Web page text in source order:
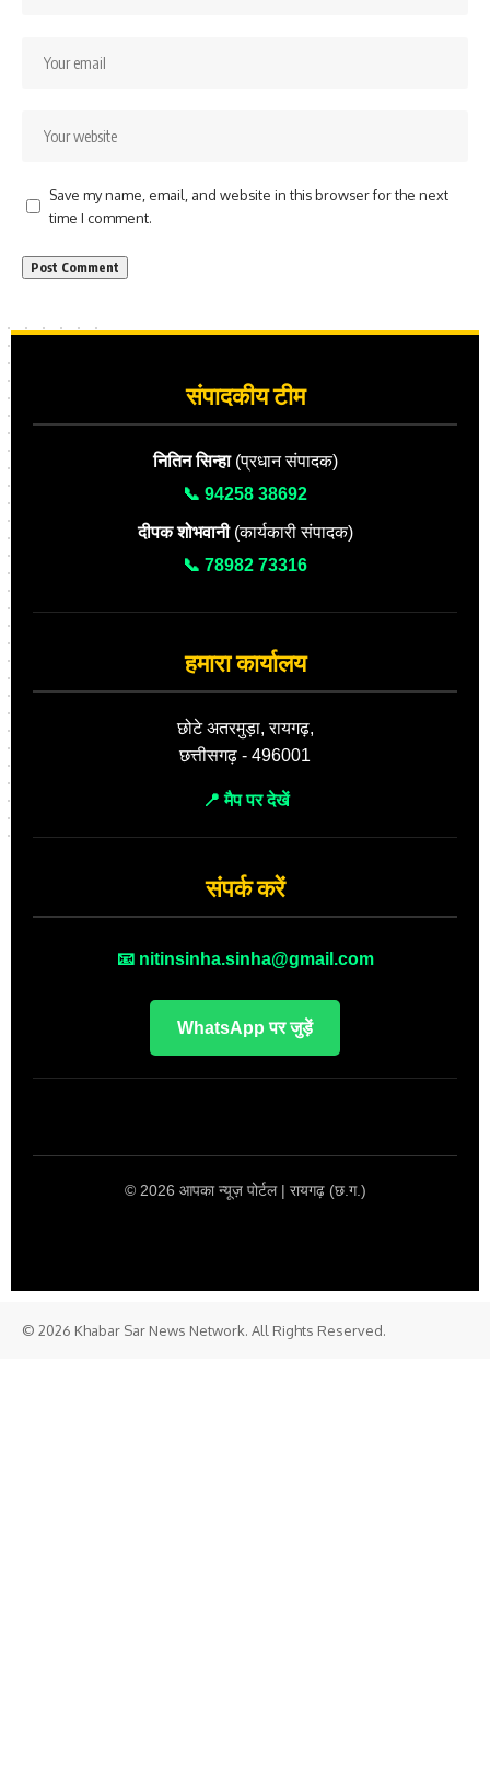
Save my name, email, and website in this browser for the next
time I comment.
संपादकीय टीम
नितिन सिन्हा(प्रधान संपादक)
📞 94258 38692
दीपक शोभवानी(कार्यकारी संपादक)
📞 78982 73316
हमारा कार्यालय
छोटे अतरमुड़ा, रायगढ़,
छत्तीसगढ़ - 496001
📍 मैप पर देखें
संपर्क करें
📧 nitinsinha.sinha@gmail.com
WhatsApp पर जुड़ें
© 2026 आपका न्यूज़ पोर्टल | रायगढ़ (छ.ग.)
© 2026 Khabar Sar News Network. All Rights Reserved.